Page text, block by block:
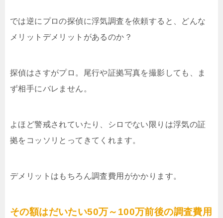
では逆にプロの探偵に浮気調査を依頼すると、どんな
メリットデメリットがあるのか？
探偵はさすがプロ。尾行や証拠写真を撮影しても、ま
ず相手にバレません。
よほど警戒されていたり、シロでない限りは浮気の証
拠をコッソリとってきてくれます。
デメリットはもちろん調査費用がかかります。
その額はだいたい50万～100万前後の調査費用